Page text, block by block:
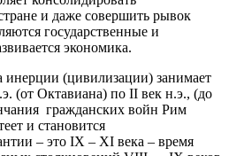
и даже совершить рывок
государственные и
экономика.
(цивилизации) занимает
(от Октавиана) по II век н.э., (до
гражданских войн Рим
и становится
– это IX – XI века – время